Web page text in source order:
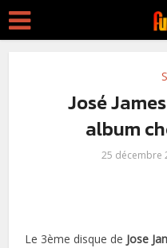
José
album
25 décembre
Le 3ème disque de Jose